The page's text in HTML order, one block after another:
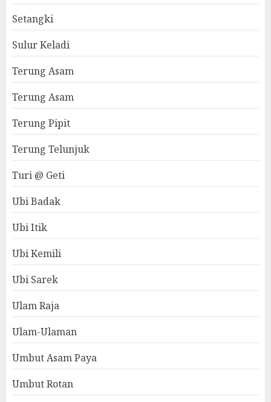
Setangki
Sulur Keladi
Terung Asam
Terung Asam
Terung Pipit
Terung Telunjuk
Turi @ Geti
Ubi Badak
Ubi Itik
Ubi Kemili
Ubi Sarek
Ulam Raja
Ulam-Ulaman
Umbut Asam Paya
Umbut Rotan